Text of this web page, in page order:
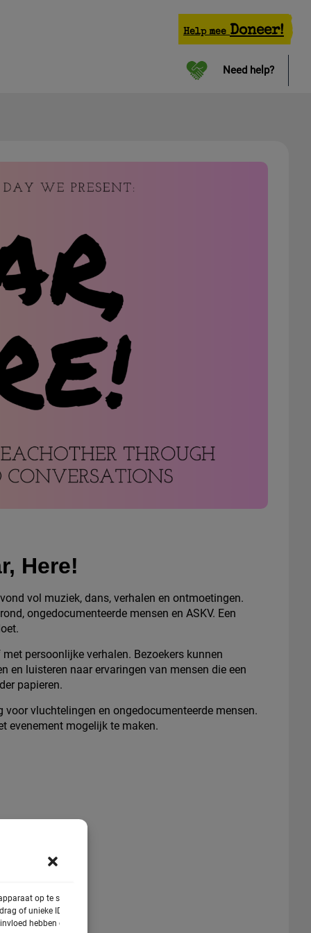
op te slaan
of unieke ID's op
hebben op
Help mee Doneer!
Need help?
Here!
vol muziek, dans, verhalen en ontmoetingen.
ongedocumenteerde mensen en ASKV. Een
persoonlijke verhalen. Bezoekers kunnen
en luisteren naar ervaringen van mensen die een
papieren.
vluchtelingen en ongedocumenteerde mensen.
evenement mogelijk te maken.